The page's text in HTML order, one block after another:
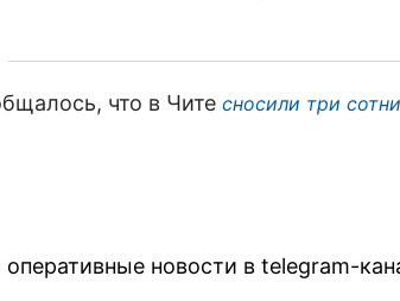
что в Чите сносили три сотни
новости в telegram-